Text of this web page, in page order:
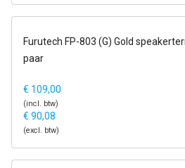
op voorraad
Furutech FP-803 (G) Gold
paar
€ 109,00
(incl. btw)
€ 90,08
(excl. btw)